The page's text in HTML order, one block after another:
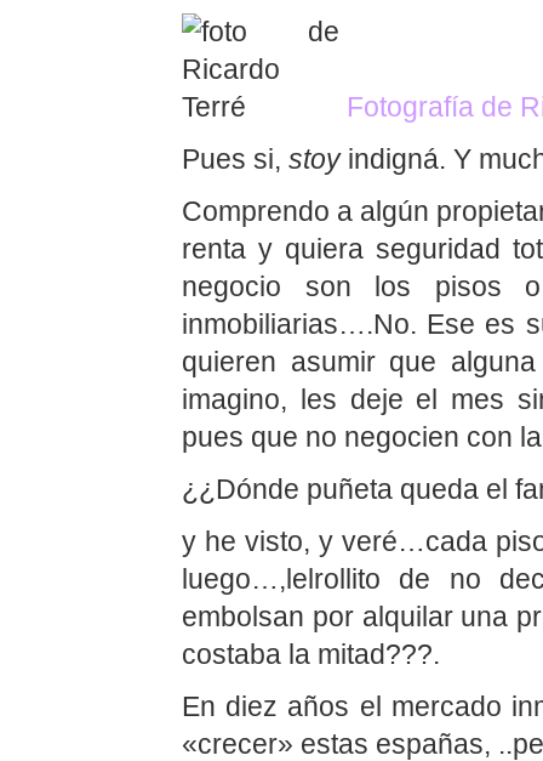
Fotografía de
Pues si, stoyindigná. Y
Comprendo a algún
renta y quiera seguridad
negocio son los pisos
inmobiliarias….No. Ese es
quieren asumir que
imagino, les deje el mes
pues que no negocien con
¿¿Dónde puñeta queda el
y he visto, y veré…cada
luego…,lelrollito de no
embolsan por alquilar una
costaba la mitad???.
En diez años el mercado
«crecer» estas españas,